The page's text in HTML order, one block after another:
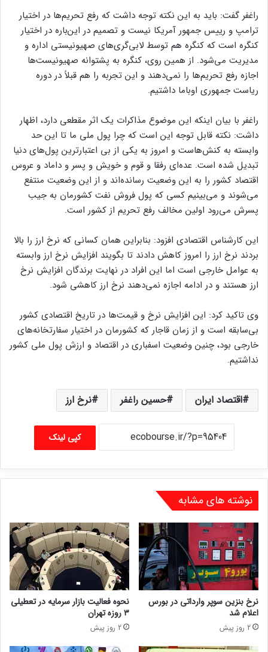
راغفر گفت: باید به این نکته توجه داشت که رفع تحریم‌ها در اختیار
ترامپ و رییس جمهور آمریکا نیست و تصمیم در این‌باره در اختیار
کنگره است که کنگره هم توسط لابی‌گری‌های صهیونیستی اداره و
مدیریت می‌شود. از همین روی، کنگره به پشتوانه صهیونیست‌ها
اجازه رفع تحریم‌ها را نمی‌دهند و این تجربه را هم قبلاً در دوره
ریاست جمهوری اوباما داشتیم.
راغفر با بیان اینکه این موضوع مذاکرات یک اثر مقطعی دارد، اظهار
داشت: نکته قابل توجه این است که چرا پول ملی ما تا این حد
وابسته به کنش‌هاست و امروز به یکی از بی اعتبارترین پول‌های دنیا
تبدیل شده‌ است. عده‌ای رفقا و قوم و خویش و پسر و داماد و عروس
اقتصاد کشور را به این وضعیت رسانده‌اند و از این وضعیت منتفع
می‌شوند و می‌بینیم کسی که پول فروش نفت کشورمان به جیب
پسرش می‌رود اولین مخالف رفع تحریم از کشور است.
این کارشناس اقتصادی افزود: بنابراین همان کسانی که نرخ ارز را بالا
بردند نرخ ارز را امروز کاهش دادند تا بگویند افزایش نرخ ارز وابسته
به عوامل خارجی است اما این افراد در نهایت برندگان افزایش نرخ
ارز هستند و در ادامه اجازه نمی‌دهند نرخ ارز کاهشی شود.
وی تاکید کرد: این افزایش نرخ و قیمت‌ها در تاریخ اقتصادی کشور
بی‌سابقه است و از زمان قاجار که کشورمان در اختیار سفارتخانه‌های
خارجی بود، چنین وضعیت اسفباری در اقتصاد و ارزش پول ملی کشور
نداشتیم.
اقتصاد ایران حسین راغفر نرخ ارز
کپی لینک
نوشته های مشابه
نرخ بنزین سوپر وارداتی در بورس
اعلام شد
2 روز پیش
نحوه فعالیت بازار سرمایه در تعطیلی
۳ روزه تهران
2 روز پیش